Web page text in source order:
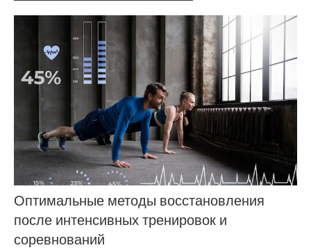
Оптимальные методы восстановления
после интенсивных тренировок и
соревнований